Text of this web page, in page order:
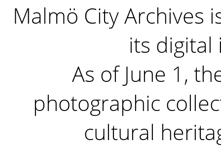
Malmö City Archives
its digital
As of June 1,
photographic
cultural